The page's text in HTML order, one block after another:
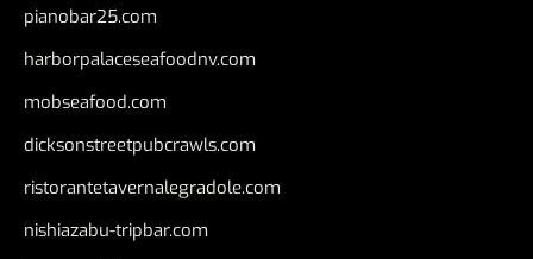
pianobar25.com
harborpalaceseafoodnv.com
mobseafood.com
dicksonstreetpubcrawls.com
ristorantetavernalegradole.com
nishiazabu-tripbar.com